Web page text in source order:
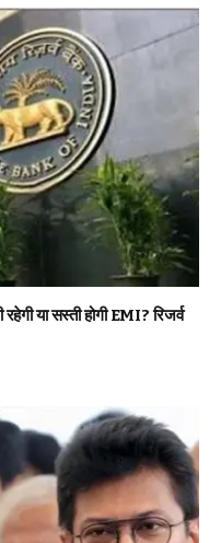
या सस्ती होगी EMI? रिजर्व